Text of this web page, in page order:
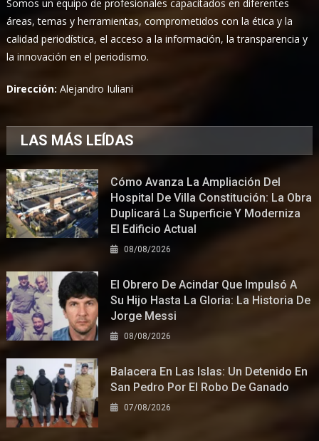
Somos un equipo de profesionales capacitados en diferentes
áreas, temas y herramientas, comprometidos con la ética y la
calidad periodística, el acceso a la información, la transparencia y
la innovación en el periodismo.
Dirección:Alejandro Iuliani
LAS MÁS LEÍDAS
Cómo Avanza La Ampliación Del
Hospital De Villa Constitución: La Obra
Duplicará La Superficie Y Moderniza
El Edificio Actual
08/08/2026
El Obrero De Acindar Que Impulsó A
Su Hijo Hasta La Gloria: La Historia De
Jorge Messi
08/08/2026
Balacera En Las Islas: Un Detenido En
San Pedro Por El Robo De Ganado
07/08/2026